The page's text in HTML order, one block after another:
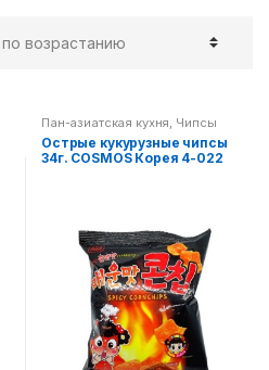
Пан-азиатская кухня Чипсы
Острые кукурузные чипсы
34г. COSMOS Корея 4-022